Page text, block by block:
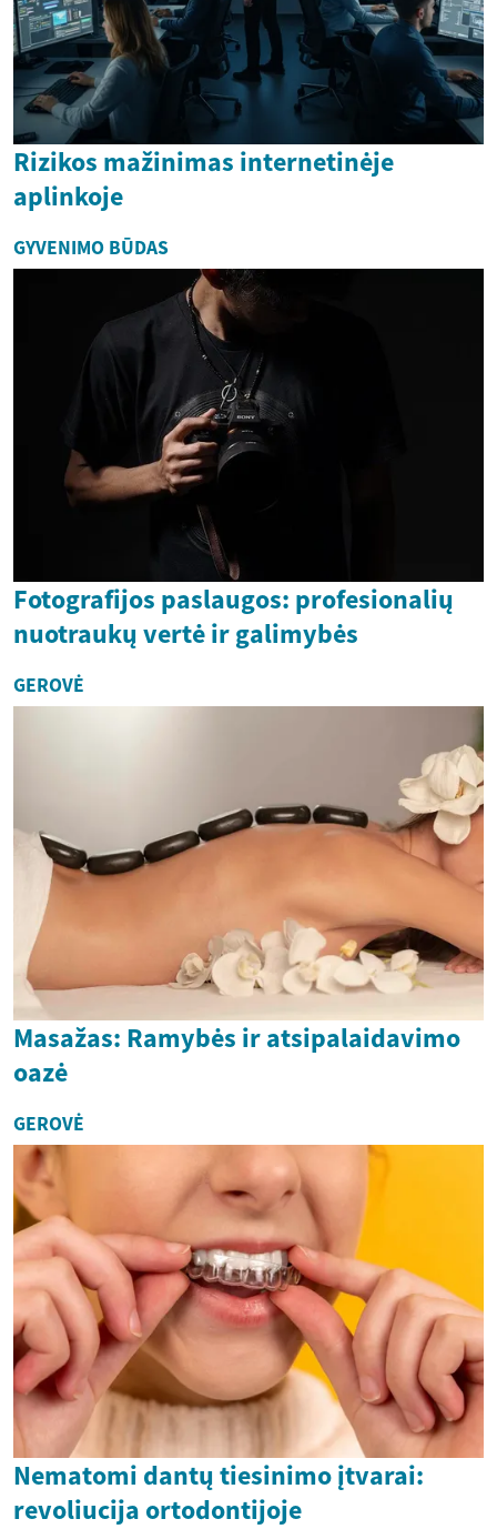
Rizikos mažinimas internetinėje
aplinkoje
GYVENIMO BŪDAS
Fotografijos paslaugos: profesionalių
nuotraukų vertė ir galimybės
GEROVĖ
Masažas: Ramybės ir atsipalaidavimo
oazė
GEROVĖ
Nematomi dantų tiesinimo įtvarai:
revoliucija ortodontijoje